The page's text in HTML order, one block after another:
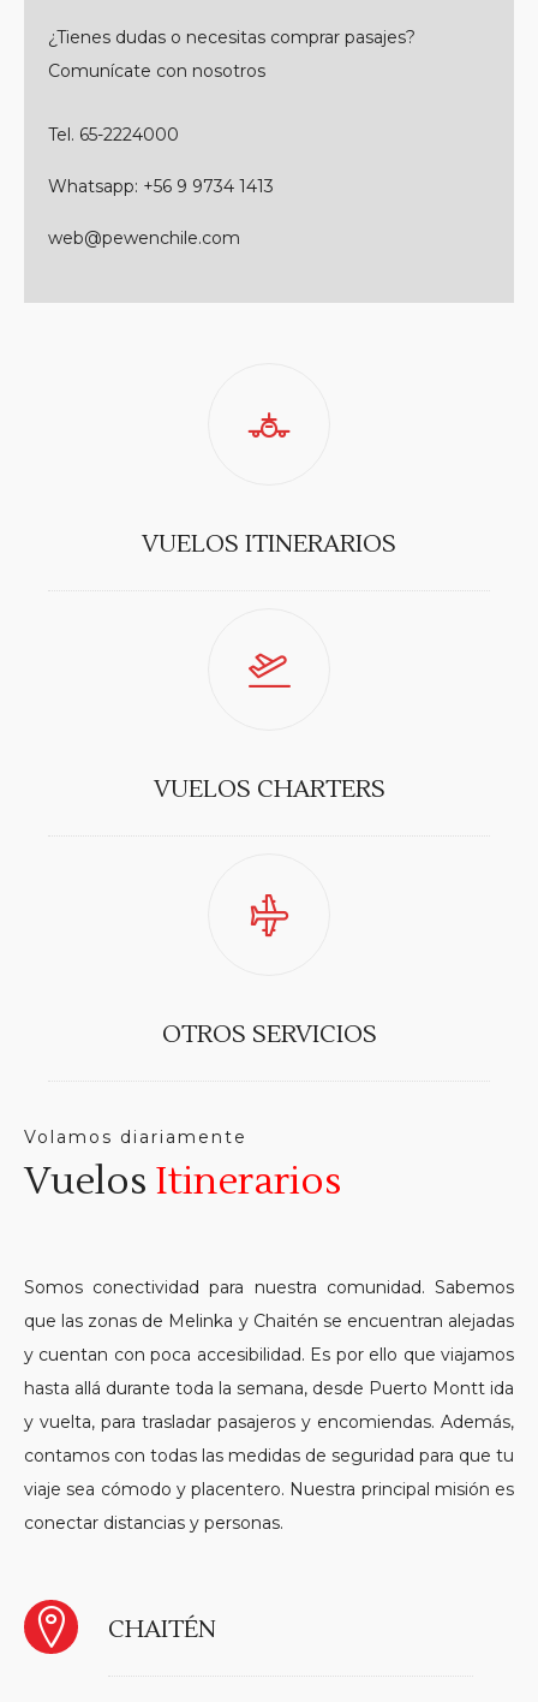
¿Tienes dudas o necesitas comprar pasajes?
Comunícate con nosotros
Tel. 65-2224000
Whatsapp: +56 9 9734 1413
web@pewenchile.com
VUELOS ITINERARIOS
VUELOS CHARTERS
OTROS SERVICIOS
Volamos diariamente
Vuelos Itinerarios
Somos conectividad para nuestra comunidad. Sabemos
que las zonas de Melinka y Chaitén se encuentran alejadas
y cuentan con poca accesibilidad. Es por ello que viajamos
hasta allá durante toda la semana, desde Puerto Montt ida
y vuelta, para trasladar pasajeros y encomiendas. Además,
contamos con todas las medidas de seguridad para que tu
viaje sea cómodo y placentero. Nuestra principal misión es
conectar distancias y personas.
CHAITÉN